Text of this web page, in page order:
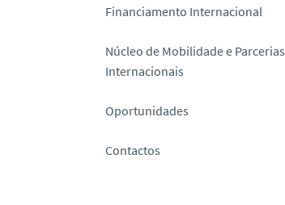
Financiamento Internacional
Núcleo de Mobilidade e Parcerias
Internacionais
Oportunidades
Contactos